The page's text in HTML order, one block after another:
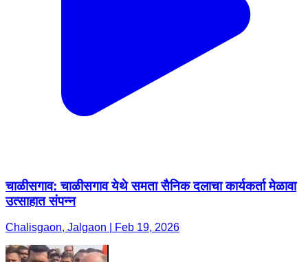
चाळीसगाव: चाळीसगाव येथे समता सैनिक दलाचा कार्यकर्ता मेळावा
उत्साहात संपन्न
Chalisgaon, Jalgaon | Feb 19, 2026